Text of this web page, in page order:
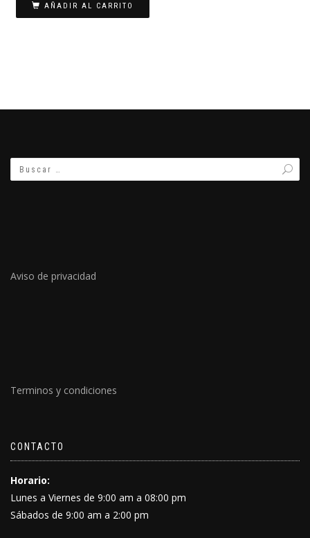
AÑADIR AL CARRITO
Aviso de privacidad
Terminos y condiciones
CONTACTO
Horario:
Lunes a Viernes de 9:00 am a 08:00 pm
Sábados de 9:00 am a 2:00 pm